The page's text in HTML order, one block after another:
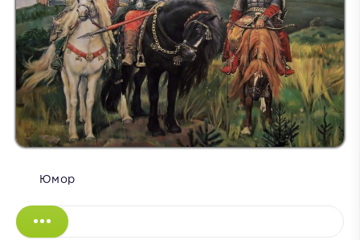
Юмор